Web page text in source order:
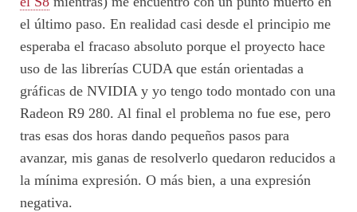
el último paso. En realidad casi desde el principio me
esperaba el fracaso absoluto porque el proyecto hace
uso de las librerías CUDA que están orientadas a
gráficas de NVIDIA y yo tengo todo montado con una
Radeon R9 280. Al final el problema no fue ese, pero
tras esas dos horas dando pequeños pasos para
avanzar, mis ganas de resolverlo quedaron reducidos a
la mínima expresión. O más bien, a una expresión
negativa.